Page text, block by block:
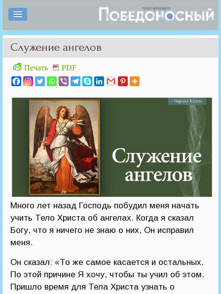
Служение ангелов
Печать PDF
Много лет назад Господь побудил меня начать
учить Тело Христа об ангелах. Когда я сказал
Богу, что я ничего не знаю о них, Он исправил
меня.
Он сказал: «То же самое касается и остальных.
По этой причине Я хочу, чтобы ты учил об этом.
Пришло время для Тела Христа узнать о